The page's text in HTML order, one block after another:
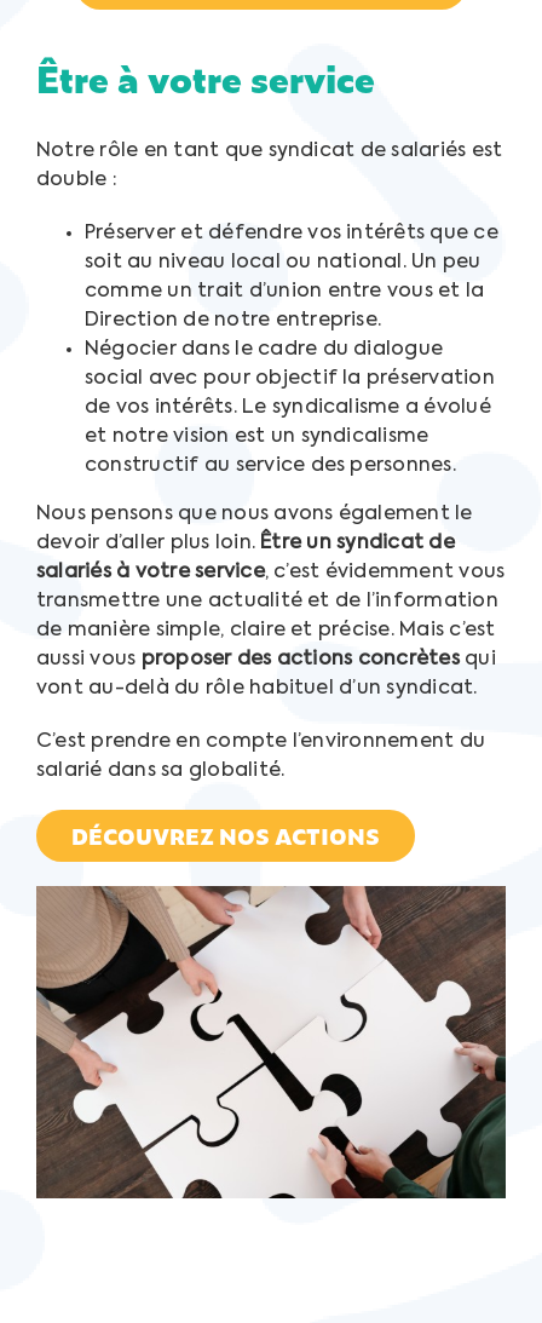
Être à votre service
Notre rôle en tant que syndicat de salariés est
double :
Préserver et défendre vos intérêts que ce
soit au niveau local ou national. Un peu
comme un trait d’union entre vous et la
Direction de notre entreprise.
Négocier dans le cadre du dialogue
social avec pour objectif la préservation
de vos intérêts. Le syndicalisme a évolué
et notre vision est un syndicalisme
constructif au service des personnes.
Nous pensons que nous avons également le
devoir d’aller plus loin. Être un syndicat de
salariés à votre service, c’est évidemment vous
transmettre une actualité et de l’information
de manière simple, claire et précise. Mais c’est
aussi vous proposer des actions concrètesqui
vont au-delà du rôle habituel d’un syndicat.
C’est prendre en compte l’environnement du
salarié dans sa globalité.
DÉCOUVREZ NOS ACTIONS